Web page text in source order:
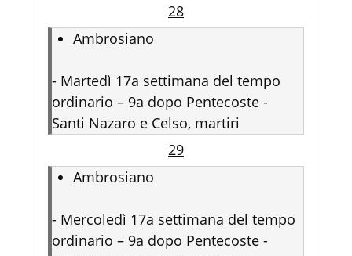
28
Ambrosiano
- Martedì 17a settimana del tempo
ordinario – 9a dopo Pentecoste -
Santi Nazaro e Celso, martiri
29
Ambrosiano
- Mercoledì 17a settimana del tempo
ordinario – 9a dopo Pentecoste -